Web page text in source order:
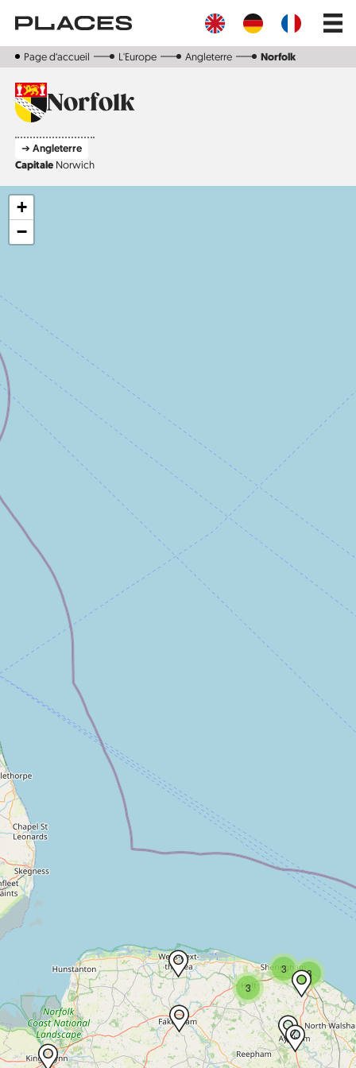
contenu
Main
Page d‘accueil L'Europe Angleterre Norfolk
Norfolk
➔ Angleterre
Capitale Norwich
3
3 3
+
−